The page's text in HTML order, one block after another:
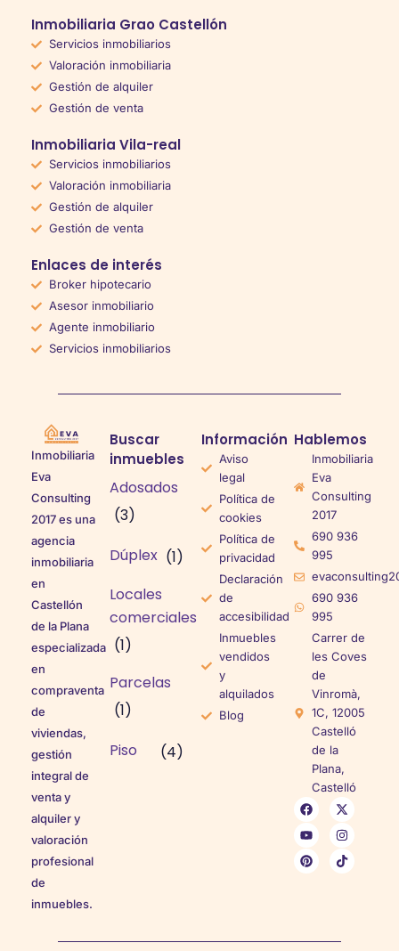
Inmobiliaria Grao Castellón
Servicios inmobiliarios
Valoración inmobiliaria
Gestión de alquiler
Gestión de venta
Inmobiliaria Vila-real
Servicios inmobiliarios
Valoración inmobiliaria
Gestión de alquiler
Gestión de venta
Enlaces de interés
Broker hipotecario
Asesor inmobiliario
Agente inmobiliario
Servicios inmobiliarios
Inmobiliaria
Eva
Consulting
2017 es una
agencia
inmobiliaria
en
Castellón
de la Plana
especializada
en
compraventa
de
viviendas,
gestión
integral de
venta y
alquiler y
valoración
profesional
de
inmuebles.
Buscar
inmuebles
Adosados
(3)
Dúplex (1)
Locales
comerciales
(1)
Parcelas
(1)
Piso
(4)
Información
Aviso
legal
Política de
cookies
Política de
privacidad
Declaración
de
accesibilidad
Inmuebles
vendidos
y
alquilados
Blog
Hablemos
Inmobiliaria
Eva
Consulting
2017
690 936
995
690 936
995
Carrer de
les Coves
de
Vinromà,
1C, 12005
Castelló
de la
Plana,
Castelló